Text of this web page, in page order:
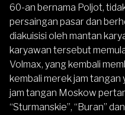
60-an bernama Poljot,
persaingan pasar dan
diakuisisi oleh mantan
karyawan tersebut
Volmax, yang kembali
kembali merek jam tangan
jam tangan Moskow
“Sturmanskie”, “Buran”